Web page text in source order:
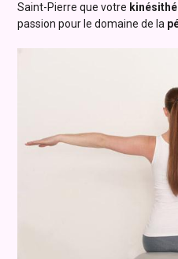
Saint-Pierre que votre
passion pour le domaine de la